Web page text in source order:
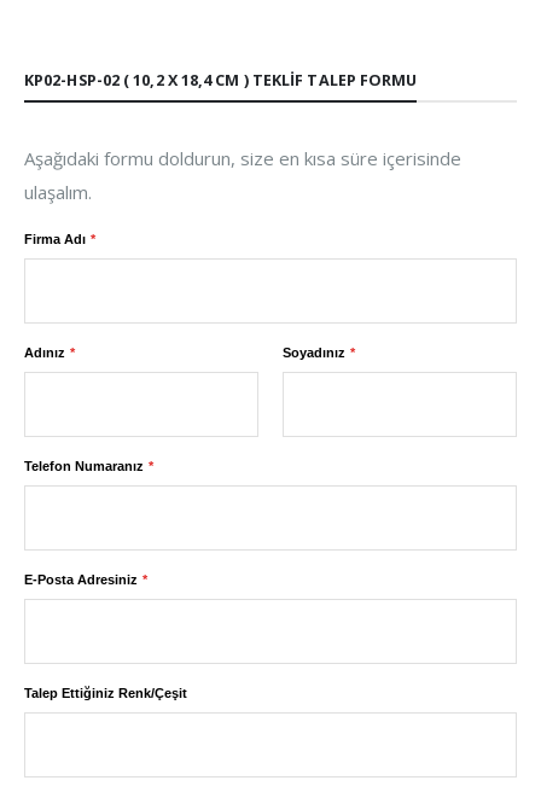
KP02-HSP-02 ( 10,2 X 18,4 CM ) TEKLIF TALEP FORMU
Aşağıdaki formu doldurun, size en kısa süre içerisinde
ulaşalım.
Firma Adı
Adınız Soyadınız
Telefon Numaranız
E-Posta Adresiniz
Talep Ettiğiniz Renk/Çeşit